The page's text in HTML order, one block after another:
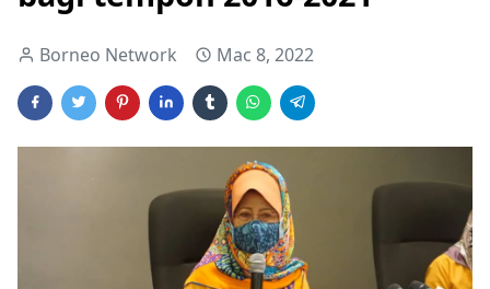
Borneo Network Mac 8, 2022